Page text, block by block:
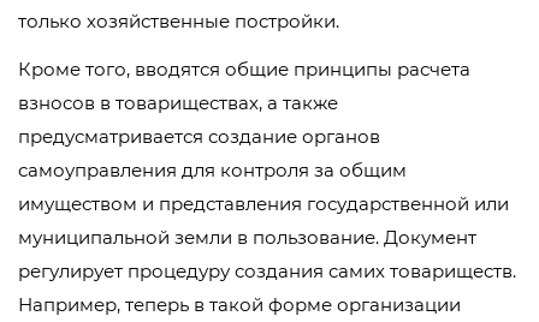
только хозяйственные постройки.
Кроме того, вводятся общие принципы расчета
взносов в товариществах, а также
предусматривается создание органов
самоуправления для контроля за общим
имуществом и представления государственной или
муниципальной земли в пользование. Документ
регулирует процедуру создания самих товариществ.
Например, теперь в такой форме организации